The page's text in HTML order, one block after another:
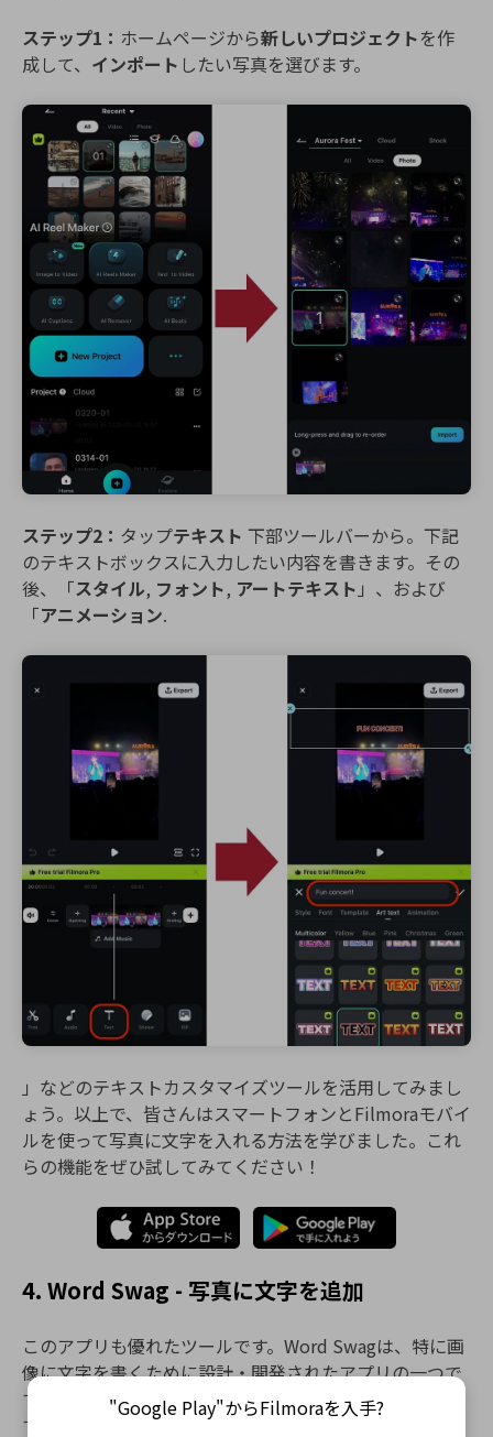
ステップ1： ホームページから新しいプロジェクトを作
成して、 インポート したい写真を選びます。
ステップ2： タップテキスト 下部ツールバーから。下記
のテキストボックスに入力したい内容を書きます。その
後、「スタイル, フォント, アートテキスト 」、および
「アニメーション.
」などのテキストカスタマイズツールを活用してみまし
ょう。以上で、皆さんはスマートフォンとFilmoraモバイ
ルを使って写真に文字を入れる方法を学びました。これ
らの機能をぜひ試してみてください！
4. Word Swag - 写真に文字を追加
このアプリも優れたツールです。Word Swagは、特に画
像に文字を書くために設計・開発されたアプリの一つで
す。しかし、これはさらに高度なレベルで実現していま
す。無料で簡単に手に入れることができます（広告あ
"Google Play"からFilmoraを入手?